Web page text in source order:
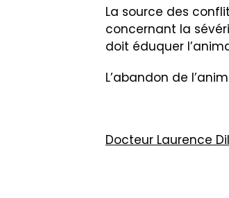
La source des
concernant la
doit éduquer
L’abandon de
Docteur Laurence